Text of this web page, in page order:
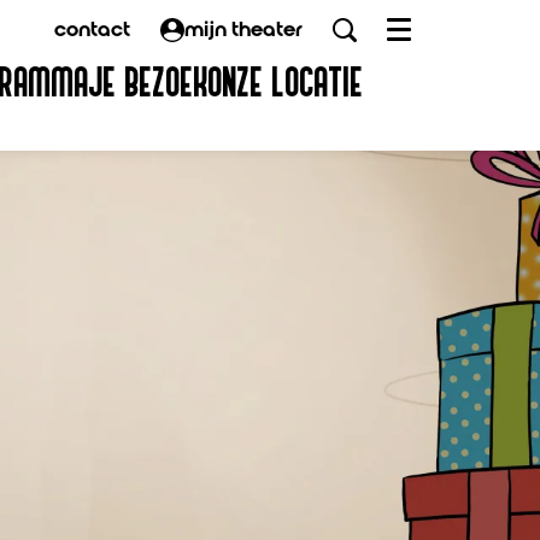
contact mijn theater
JE BEZOEK ONZE LOCATIE
Menu